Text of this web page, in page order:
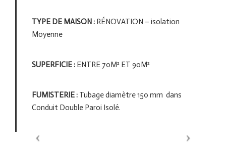
TYPE DE MAISON :RÉNOVATION – isolation
Moyenne
SUPERFICIE :ENTRE 70M² ET 90M²
FUMISTERIE :Tubage diamètre 150 mm dans
Conduit Double Paroi Isolé.